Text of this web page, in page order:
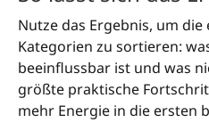
Nutze das Ergebnis, um
Kategorien zu sortieren:
beeinflussbar ist und was
größte praktische
mehr Energie in die ersten